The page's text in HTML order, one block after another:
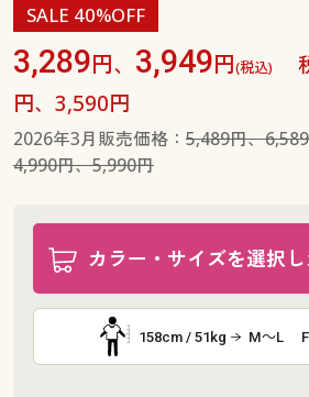
SALE 40%OFF
3,289円、 3,949円(税込)
円、3,590円
2026年3月販売価格： 5,489円、
4,990円、5,990円
カラー・サイズを選択
158cm / 51kg M～L